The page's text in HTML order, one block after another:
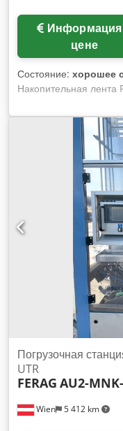
цене
Состояние: хорошее
Накопительная лента
печатной продукции
Wien 5 412 km
Погрузочная
UTR
FERAG AU2-